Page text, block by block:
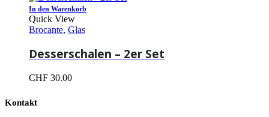
In den Warenkorb
Quick View
Brocante, Glas
Desserschalen – 2er Set
CHF 30.00
Kontakt